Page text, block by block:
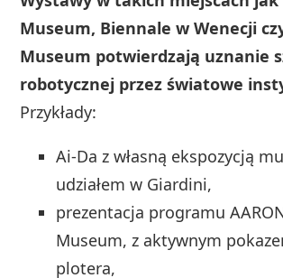
Museum, Biennale w Wenecji
Museum potwierdzają uznanie
robotycznej przez światowe
Przykłady:
Ai-Da z własną ekspozycją
udziałem w Giardini,
prezentacja programu
Museum, z aktywnym
plotera,